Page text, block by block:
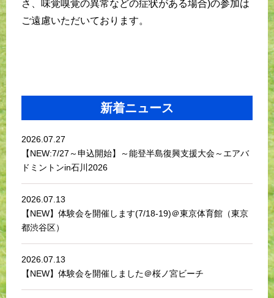
さ、味覚嗅覚の異常などの症状がある場合)の参加は
ご遠慮いただいております。
新着ニュース
2026.07.27
【NEW:7/27～申込開始】～能登半島復興支援大会～エアバ
ドミントンin石川2026
2026.07.13
【NEW】体験会を開催します(7/18-19)＠東京体育館（東京
都渋谷区）
2026.07.13
【NEW】体験会を開催しました＠桜ノ宮ビーチ